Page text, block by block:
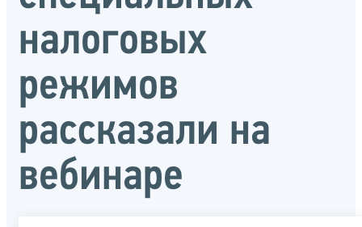
налоговых
режимов
рассказали на
вебинаре